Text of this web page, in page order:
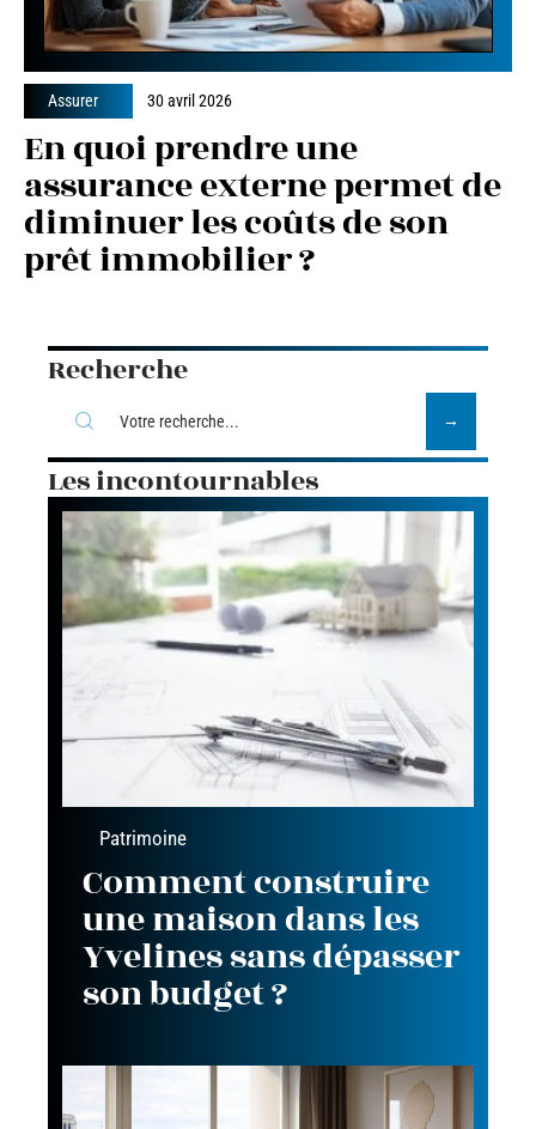
Assurer 30 avril 2026
En quoi prendre une
assurance externe permet de
diminuer les coûts de son
prêt immobilier ?
Recherche
Les incontournables
Patrimoine
Comment construire
une maison dans les
Yvelines sans dépasser
son budget ?